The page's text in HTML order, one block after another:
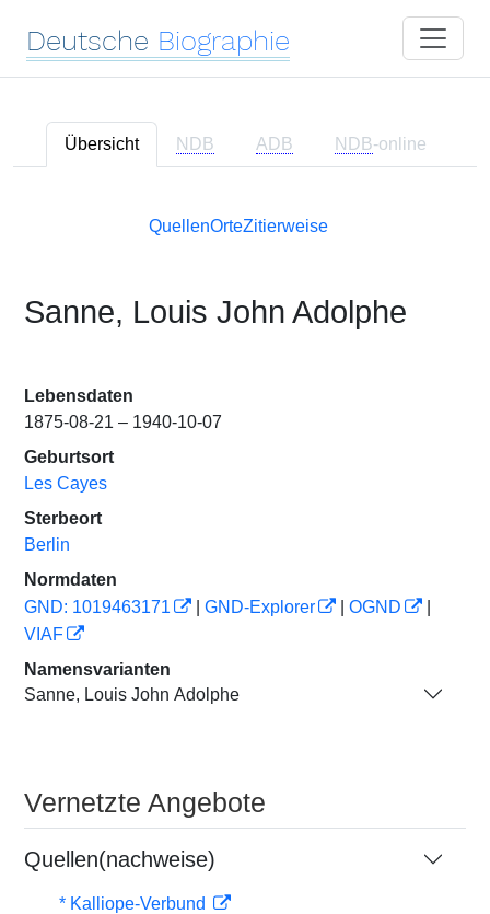
Deutsche Biographie
Übersicht NDB ADB NDB-online
QuellenOrteZitierweise
Sanne, Louis John Adolphe
Lebensdaten
1875-08-21 – 1940-10-07
Geburtsort
Les Cayes
Sterbeort
Berlin
Normdaten
GND: 1019463171
GND-Explorer OGND
VIAF
Namensvarianten
Sanne, Louis John Adolphe
Vernetzte Angebote
Quellen(nachweise)
* Kalliope-Verbund